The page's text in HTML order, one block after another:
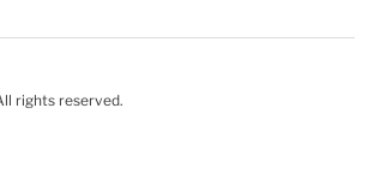
rights reserved.